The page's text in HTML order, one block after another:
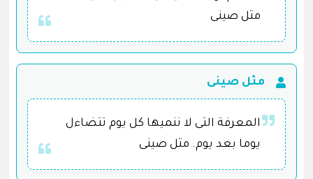
مثل صينى
مثل صينى
المعرفة التى لا ننميها كل يوم تتضاءل
يوما بعد يوم. مثل صينى